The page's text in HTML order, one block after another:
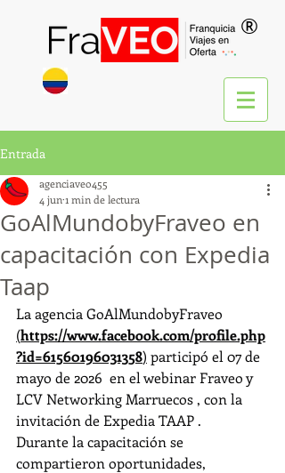
®
Entrada
GoAlMundobyFraveo en
capacitación con Expedia
Taap
agenciaveo455
4 jun1 min de lectura
La agencia GoAlMundobyFraveo
(https://www.facebook.com/profile.php
?id=61560196031358) participó el 07 de
mayo de 2026  en el webinar Fraveo y
LCV Networking Marruecos , con la
invitación de Expedia TAAP .
Durante la capacitación se
compartieron oportunidades,